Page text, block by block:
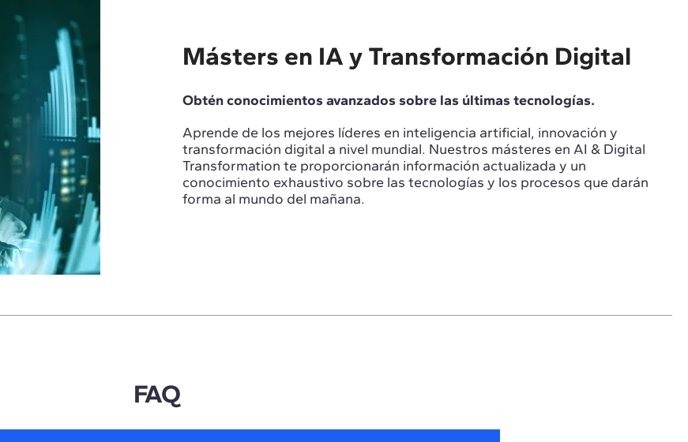
Másters en IA y Transformación Digital
Obtén conocimientos avanzados sobre las últimas tecnologías.
Aprende de los mejores líderes en inteligencia artificial, innovación y
transformación digital a nivel mundial. Nuestros másteres en AI & Digital
Transformation te proporcionarán información actualizada y un
conocimiento exhaustivo sobre las tecnologías y los procesos que darán
forma al mundo del mañana.
FAQ